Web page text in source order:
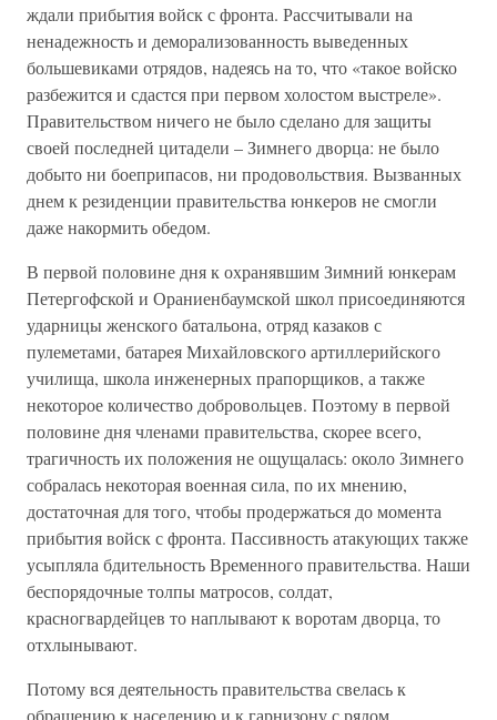
ждали прибытия войск с фронта. Рассчитывали на
ненадежность и деморализованность выведенных
большевиками отрядов, надеясь на то, что «такое войско
разбежится и сдастся при первом холостом выстреле».
Правительством ничего не было сделано для защиты
своей последней цитадели – Зимнего дворца: не было
добыто ни боеприпасов, ни продовольствия. Вызванных
днем к резиденции правительства юнкеров не смогли
даже накормить обедом.
В первой половине дня к охранявшим Зимний юнкерам
Петергофской и Ораниенбаумской школ присоединяются
ударницы женского батальона, отряд казаков с
пулеметами, батарея Михайловского артиллерийского
училища, школа инженерных прапорщиков, а также
некоторое количество добровольцев. Поэтому в первой
половине дня членами правительства, скорее всего,
трагичность их положения не ощущалась: около Зимнего
собралась некоторая военная сила, по их мнению,
достаточная для того, чтобы продержаться до момента
прибытия войск с фронта. Пассивность атакующих также
усыпляла бдительность Временного правительства. Наши
беспорядочные толпы матросов, солдат,
красногвардейцев то наплывают к воротам дворца, то
отхлынывают.
Потому вся деятельность правительства свелась к
обращению к населению и к гарнизону с рядом